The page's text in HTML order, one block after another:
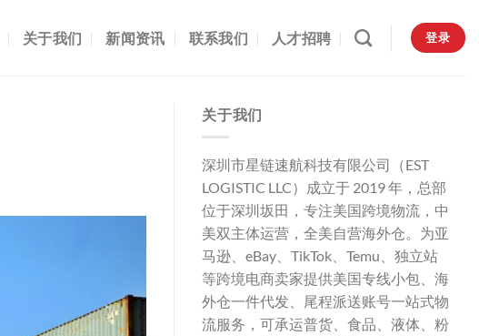
关于我们 新闻资讯 联系我们 人才招聘 登录
关于我们
深圳市星链速航科技有限公司（EST
LOGISTIC LLC）成立于 2019 年，总部
位于深圳坂田，专注美国跨境物流，中
美双主体运营，全美自营海外仓。为亚
马逊、eBay、TikTok、Temu、独立站
等跨境电商卖家提供美国专线小包、海
外仓一件代发、尾程派送账号一站式物
流服务，可承运普货、食品、液体、粉